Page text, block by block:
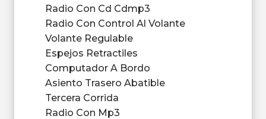
Radio Con Cd Cdmp3
Radio Con Control Al Volante
Volante Regulable
Espejos Retractiles
Computador A Bordo
Asiento Trasero Abatible
Tercera Corrida
Radio Con Mp3